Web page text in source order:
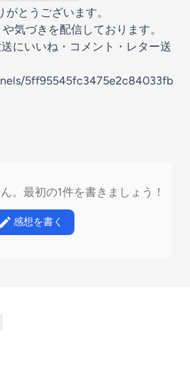
とうございます。
気づきを配信しております。
にいいね・コメント・レター送
5ff95545fc3475e2c84033fb
。最初の1件を書きましょう！
感想を書く